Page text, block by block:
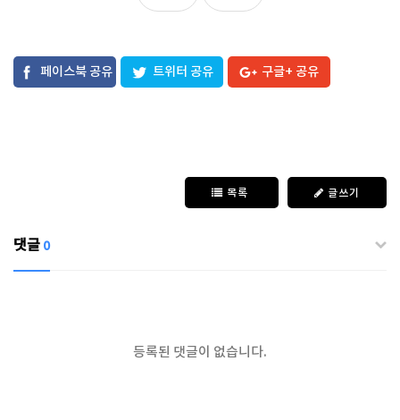
페이스북 공유 트위터 공유 구글+ 공유
목록 글쓰기
댓글 0
등록된 댓글이 없습니다.